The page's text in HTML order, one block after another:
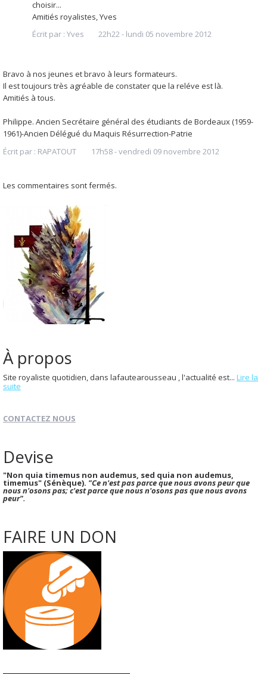
choisir...
Amitiés royalistes, Yves
Écrit par : Yves 22h22- lundi 05 novembre 2012
Bravo à nos jeunes et bravo à leurs formateurs.
Il est toujours très agréable de constater que la reléve est là.
Amitiés à tous.
Philippe. Ancien Secrétaire général des étudiants de Bordeaux (1959-
1961)-Ancien Délégué du Maquis Résurrection-Patrie
Écrit par : RAPATOUT 17h58-vendredi 09 novembre 2012
Les commentaires sont fermés.
À propos
Site royaliste quotidien, dans lafautearousseau , l'actualité est... Lire la
suite
CONTACTEZ NOUS
Devise
"Non quia timemus non audemus, sed quia non audemus,
timemus" (Sénèque). "Ce n'est pas parce que nous avons peur que
nous n'osons pas; c'est parce que nous n'osons pas que nous avons
peur".
FAIRE UN DON